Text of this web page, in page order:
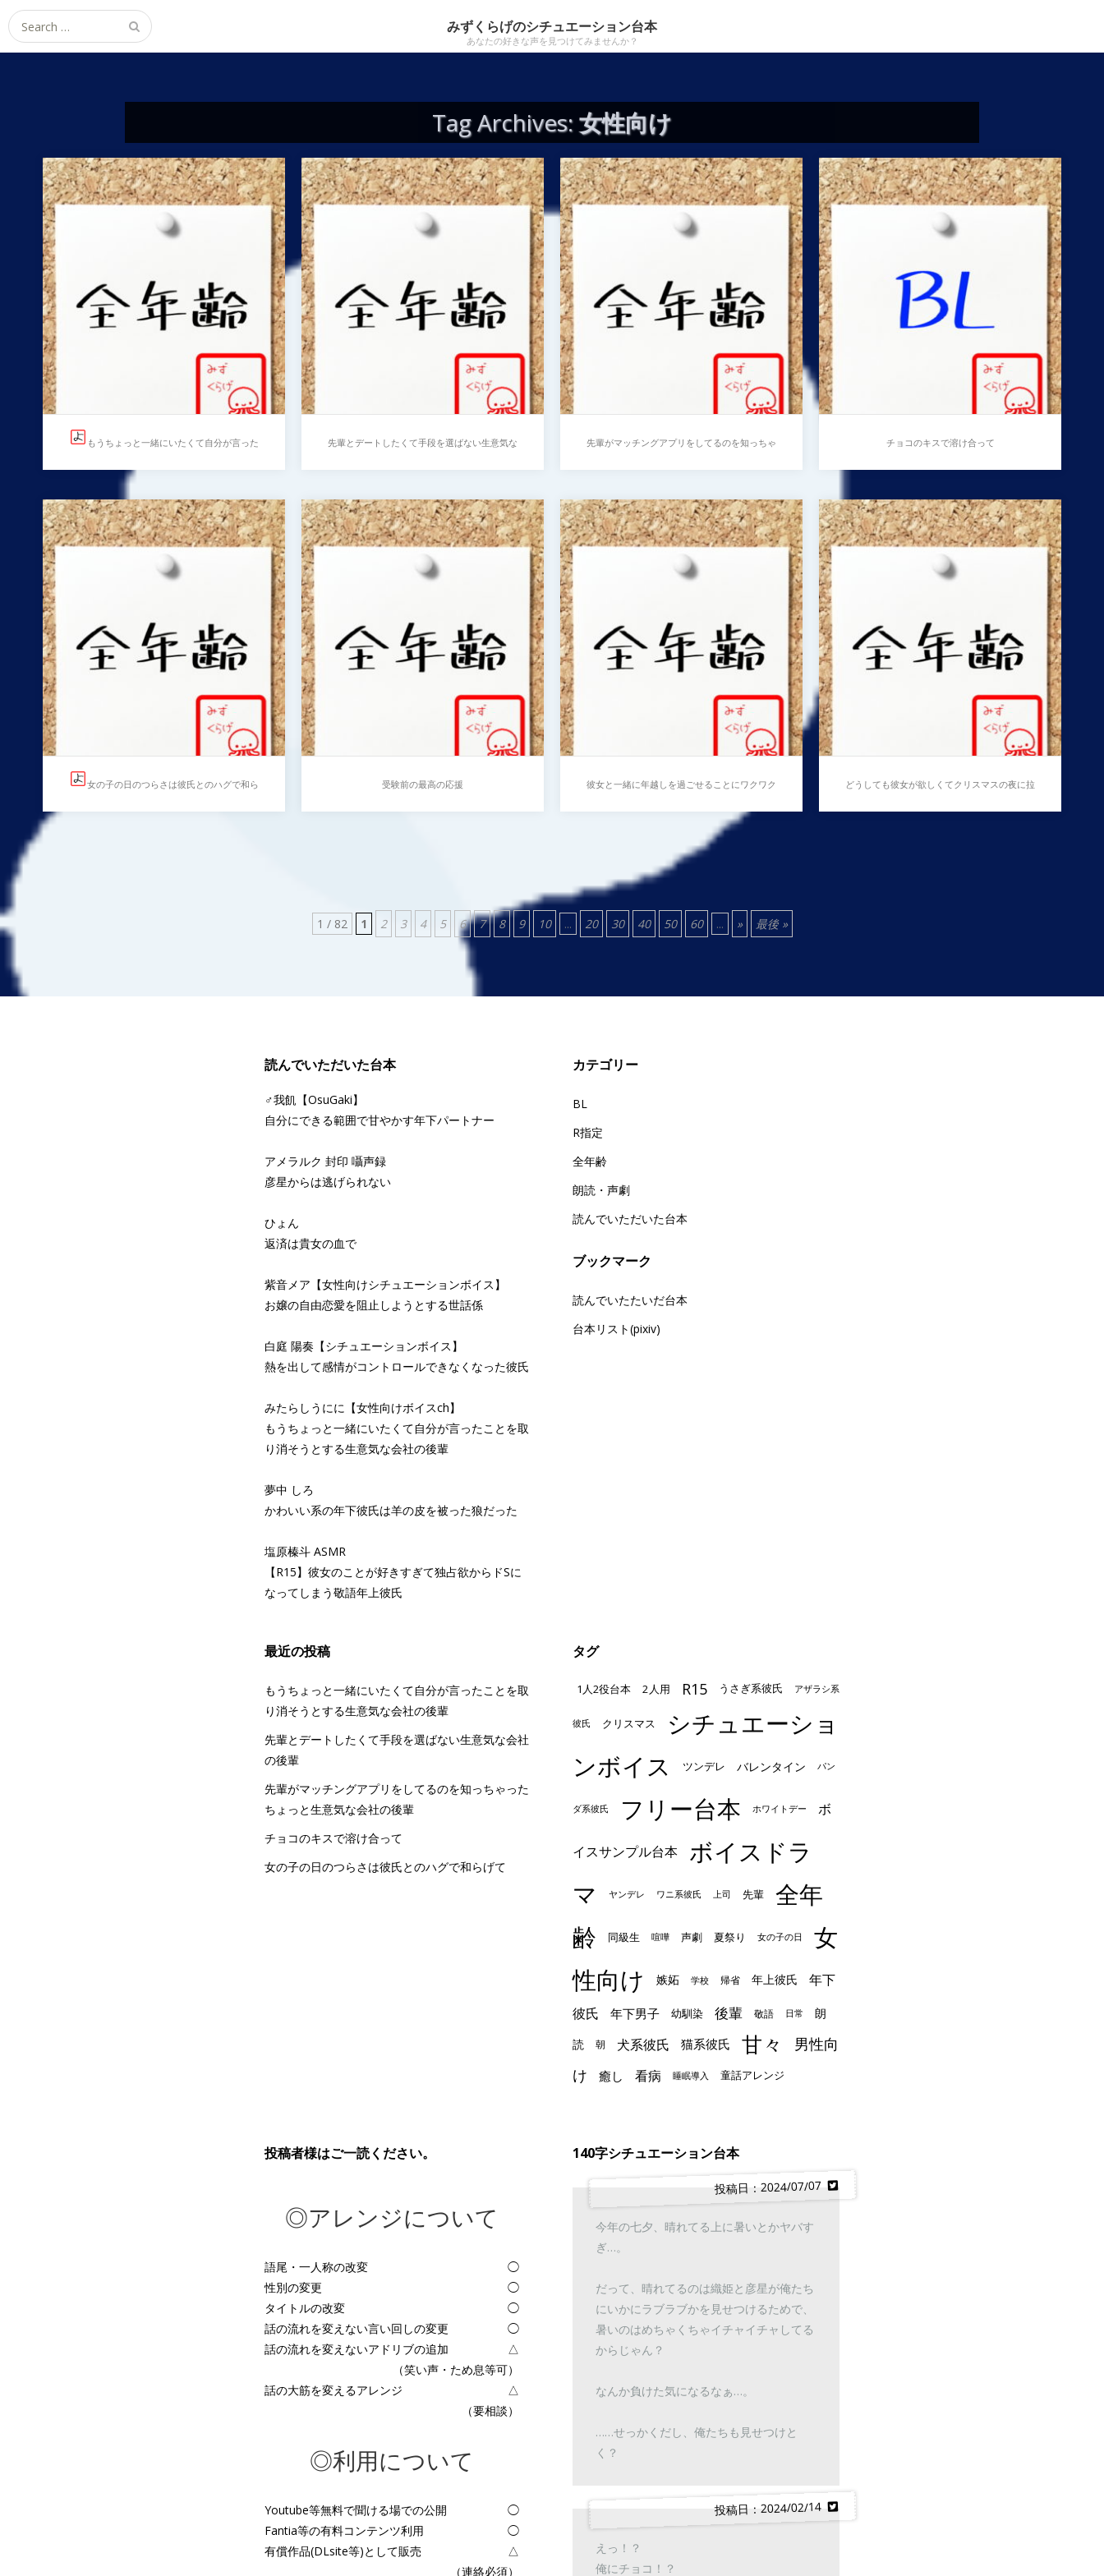
みずくらげのシチュエーション台本
あなたの好きな声を見つけてみませんか？
Search
for:
Tag Archives:女性向け
うとする生意気な会社の後輩
もうちょっと一緒にいたくて自分が言った
ことを取り消そうとする生意気な会社の後輩
先輩とデートしたくて手段を
選ばない生意気な会社の後輩
先輩とデートしたくて手段を選ばない生意気な
会社の後輩
先輩がマッチングアプリをし
てるのを知っちゃったちょっ
…
先輩がマッチングアプリをしてるのを知っちゃ
ったちょっと生意気な会社の後輩
チョコのキスで溶け合って
チョコのキスで溶け合って
女の子の日のつらさは彼氏とのハグで和ら
…
受験前の最高の応援
彼女と一緒に年越しを過ごせ
ることにワクワクしている年
下彼氏
彼女と一緒に年越しを過ごせることにワクワク
している年下彼氏
どうしても彼女が欲しくてクリスマスの夜に拉
1 / 82 1 2 3 4 5 6 7 8 9 10 ... 20 30 40 50 60 ... » 最後 »
読んでいただいた台本
♂我飢【OsuGaki】
自分にできる範囲で甘やかす年下パートナー
アメラルク 封印 囁声録
彦星からは逃げられない
ひょん
返済は貴女の血で
紫音メア【女性向けシチュエーションボイス】
お嬢の自由恋愛を阻止しようとする世話係
白庭 陽奏【シチュエーションボイス】
熱を出して感情がコントロールできなくなった彼氏
みたらしうにに【女性向けボイスch】
もうちょっと一緒にいたくて自分が言ったことを取
り消そうとする生意気な会社の後輩
夢中 しろ
かわいい系の年下彼氏は羊の皮を被った狼だった
塩原榛斗 ASMR
【R15】彼女のことが好きすぎて独占欲からドSに
なってしまう敬語年上彼氏
カテゴリー
BL
R指定
全年齢
朗読・声劇
読んでいただいた台本
ブックマーク
読んでいたたいだ台本
台本リスト(pixiv)
最近の投稿
もうちょっと一緒にいたくて自分が言ったことを取
り消そうとする生意気な会社の後輩
先輩とデートしたくて手段を選ばない生意気な会社
の後輩
先輩がマッチングアプリをしてるのを知っちゃった
ちょっと生意気な会社の後輩
チョコのキスで溶け合って
女の子の日のつらさは彼氏とのハグで和らげて
タグ
1人2役台本 2人用 R15 うさぎ系彼氏 アザラシ系
彼氏 クリスマス
シチュエーショ
ンボイス
ツンデレ バレンタイン パン
ダ系彼氏 フリー台本 ホワイトデー ボ
イスサンプル台本
ボイスドラ
マ
ヤンデレ ワニ系彼氏 上司 先輩
全年
齢
同級生 喧嘩 声劇 夏祭り 女の子の日
女
性向け
嫉妬 学校 帰省 年上彼氏
年下
彼氏
年下男子 幼馴染 後輩 敬語 日常
朗
読
朝 犬系彼氏 猫系彼氏 甘々
男性向
け
癒し 看病 睡眠導入 童話アレンジ
投稿者様はご一読ください。
◎アレンジについて
語尾・一人称の改変
◯
性別の変更
◯
タイトルの改変
◯
話の流れを変えない言い回しの変更
◯
話の流れを変えないアドリブの追加
△
（笑い声・ため息等可）
話の大筋を変えるアレンジ
△
（要相談）
◎利用について
Youtube等無料で聞ける場での公開
◯
Fantia等の有料コンテンツ利用
◯
有償作品(DLsite等)として販売
△
（連絡必須）
140字シチュエーション台本
投稿日：2024/07/07
今年の七夕、晴れてる上に暑いとかヤバす
ぎ…。
だって、晴れてるのは織姫と彦星が俺たち
にいかにラブラブかを見せつけるためで、
暑いのはめちゃくちゃイチャイチャしてる
からじゃん？
なんか負けた気になるなぁ…。
……せっかくだし、俺たちも見せつけと
く？
投稿日：2024/02/14
えっ！？
俺にチョコ！？